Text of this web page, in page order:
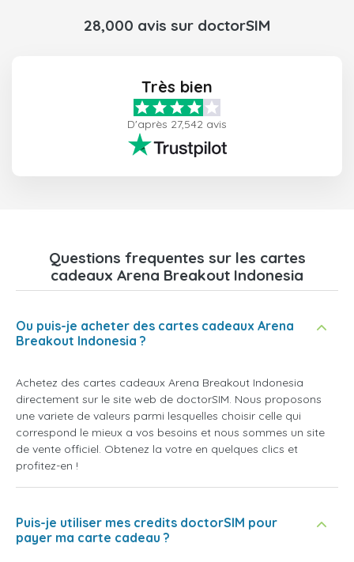
28,000 avis sur doctorSIM
Très bien
D'après 27,542 avis
Questions frequentes sur les cartes
cadeaux Arena Breakout Indonesia
Ou puis-je acheter des cartes cadeaux Arena
Breakout Indonesia ?
Achetez des cartes cadeaux Arena Breakout Indonesia
directement sur le site web de doctorSIM. Nous proposons
une variete de valeurs parmi lesquelles choisir celle qui
correspond le mieux a vos besoins et nous sommes un site
de vente officiel. Obtenez la votre en quelques clics et
profitez-en !
Puis-je utiliser mes credits doctorSIM pour
payer ma carte cadeau ?